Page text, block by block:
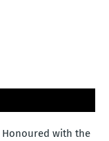
Honoured with the